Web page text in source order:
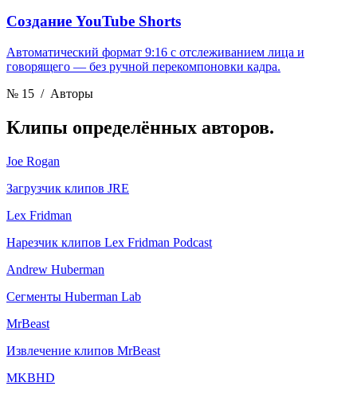
Создание YouTube Shorts
Автоматический формат 9:16 с отслеживанием лица и
говорящего — без ручной перекомпоновки кадра.
№ 15 / Авторы
Клипы определённых авторов.
Joe Rogan
Загрузчик клипов JRE
Lex Fridman
Нарезчик клипов Lex Fridman Podcast
Andrew Huberman
Сегменты Huberman Lab
MrBeast
Извлечение клипов MrBeast
MKBHD